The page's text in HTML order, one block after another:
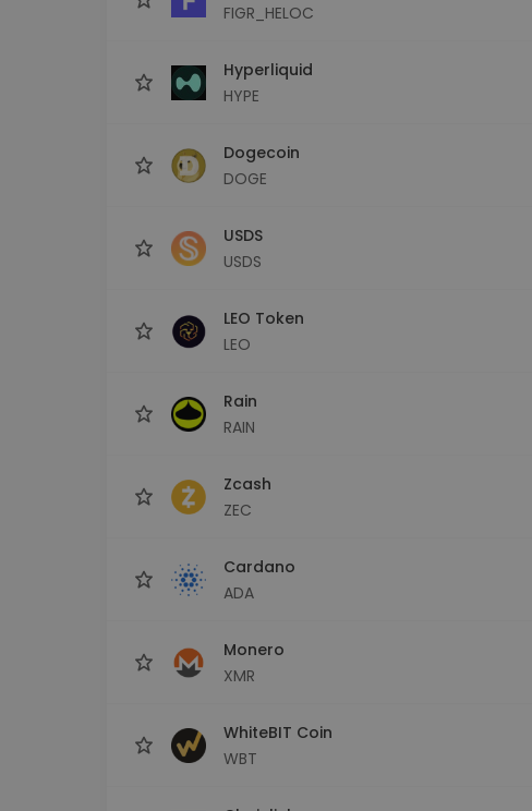
FIGR_HELOC
Hyperliquid
HYPE
Dogecoin
DOGE
USDS
USDS
LEO Token
LEO
Rain
RAIN
Zcash
ZEC
Cardano
ADA
Monero
XMR
WhiteBIT Coin
WBT